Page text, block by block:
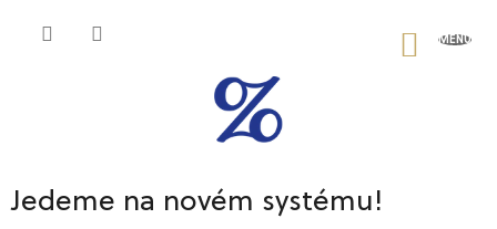
Jedeme na novém systému!